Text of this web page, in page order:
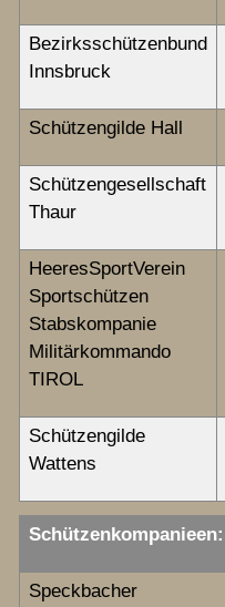
Bezirksschützenbund
Innsbruck
Schützengilde Hall
Schützengesellschaft
Thaur
HeeresSportVerein
Sportschützen
Stabskompanie
Militärkommando
TIROL
Schützengilde
Wattens
Schützenkompanieen:
Speckbacher